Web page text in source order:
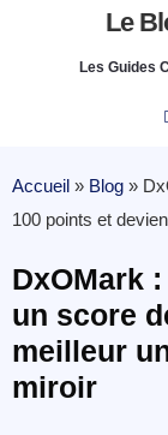
Le
Les Guides
Accueil » Blog »
100 points et
DxOMark
un score
meilleur
miroir